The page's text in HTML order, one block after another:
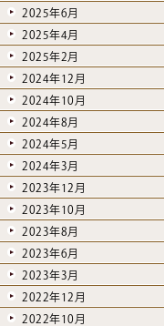
2025年6月
2025年4月
2025年2月
2024年12月
2024年10月
2024年8月
2024年5月
2024年3月
2023年12月
2023年10月
2023年8月
2023年6月
2023年3月
2022年12月
2022年10月